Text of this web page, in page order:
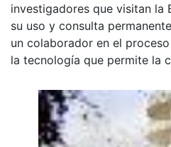
investigadores que visitan la
su uso y consulta
un colaborador en el
la tecnología que permite la